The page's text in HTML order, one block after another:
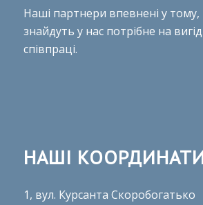
Наші партнери впевнені у
знайдуть у нас потрібне на
співпраці.
НАШІ
1, вул. Курсанта Скоробогатько